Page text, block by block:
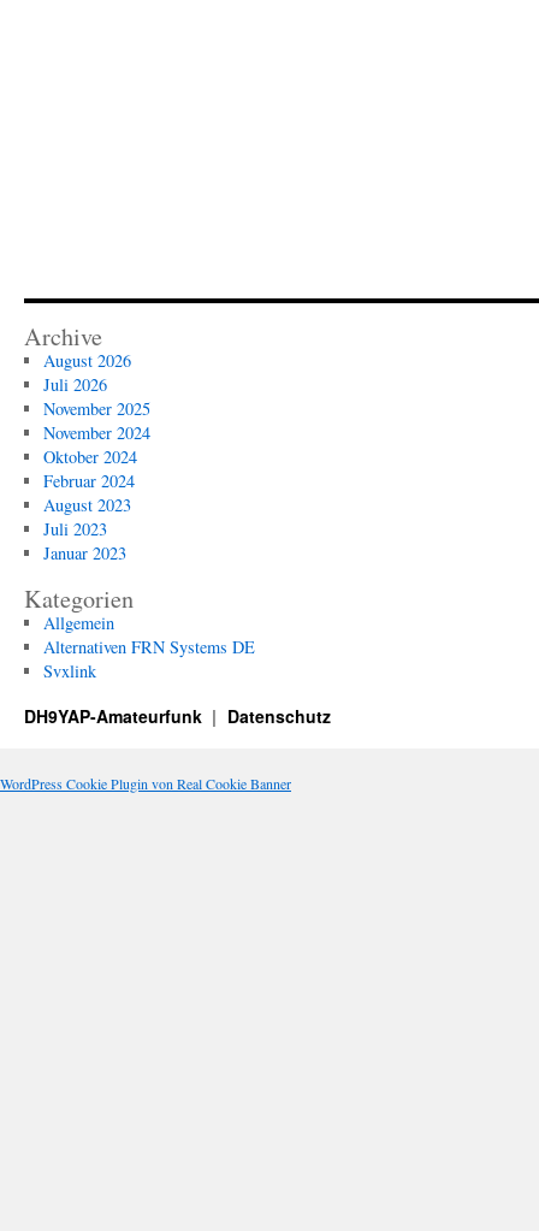
Archive
August 2026
Juli 2026
November 2025
November 2024
Oktober 2024
Februar 2024
August 2023
Juli 2023
Januar 2023
Kategorien
Allgemein
Alternativen FRN Systems DE
Svxlink
DH9YAP-Amateurfunk Datenschutz
WordPress Cookie Plugin von Real Cookie Banner